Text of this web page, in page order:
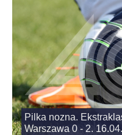
Pilka nozna.
Warszawa 0 - 2.